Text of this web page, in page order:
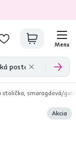
recenzií
Menu
stolička, smaragdová/
Akcia